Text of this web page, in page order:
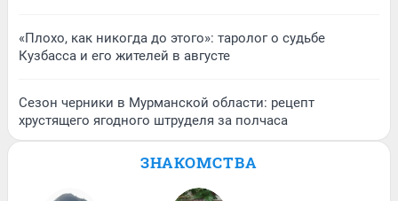
«Плохо, как никогда до этого»: таролог о судьбе
Кузбасса и его жителей в августе
Сезон черники в Мурманской области: рецепт
хрустящего ягодного штруделя за полчаса
ЗНАКОМСТВА